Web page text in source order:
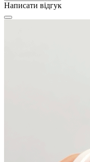
Написати відгук